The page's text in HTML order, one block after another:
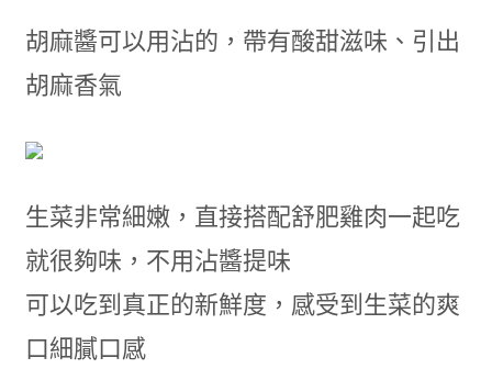
胡麻醬可以用沾的，帶有酸甜滋味、引出
胡麻香氣
生菜非常細嫩，直接搭配舒肥雞肉一起吃
就很夠味，不用沾醬提味
可以吃到真正的新鮮度，感受到生菜的爽
口細膩口感